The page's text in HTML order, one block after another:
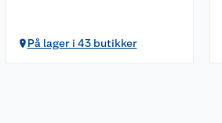
På lager i 43 butikker